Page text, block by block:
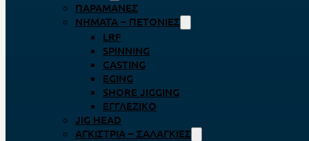
ΠΑΡΑΜΆΝΕΣ
ΝΉΜΑΤΑ – ΠΕΤΟΝΙΈΣ
LRF
SPINNING
CASTING
EGING
SHORE JIGGING
ΕΓΓΛΈΖΙΚΟ
JIG HEAD
ΑΓΚΊΣΤΡΙΑ – ΣΑΛΑΓΚΙΈΣ